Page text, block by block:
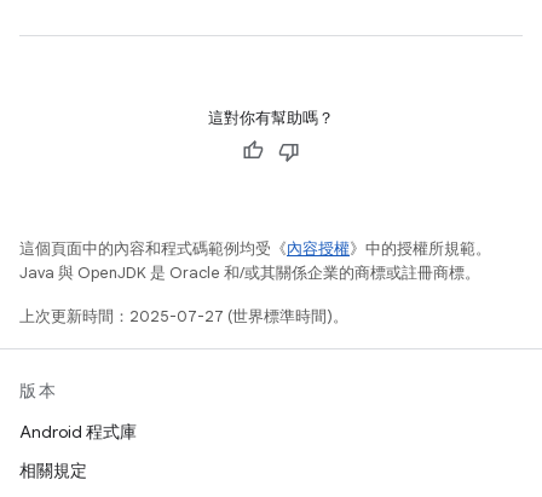
這對你有幫助嗎？
這個頁面中的內容和程式碼範例均受《內容授權》中的授權所規範。
Java 與 OpenJDK 是 Oracle 和/或其關係企業的商標或註冊商標。
上次更新時間：2025-07-27 (世界標準時間)。
版本
Android 程式庫
相關規定